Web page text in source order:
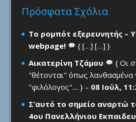
Πρόσφατα Σχόλια
Το ρομπότ εξερευνητής –
webpage!
{ […] […] }
Αικατερίνη Τζάμου
{ Οι
"θέτονται" όπως λανθασμένα
"φιλόλογος".... } – 08 Ιούλ,
Σ’αυτό το σημείο αναρτώ
4ου Πανελλήνιου